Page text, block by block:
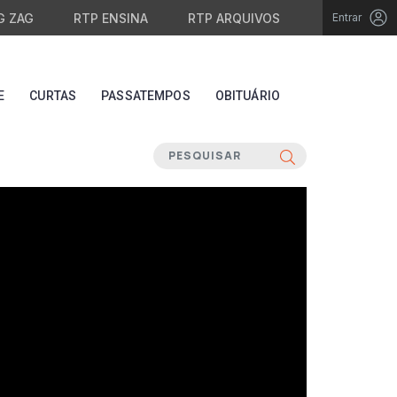
ZAG RTP ENSINA RTP ARQUIVOS Entrar
CURTAS PASSATEMPOS OBITUÁRIO